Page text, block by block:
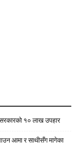
१० लाख उपहार
आमा र साथीसँग मागेका